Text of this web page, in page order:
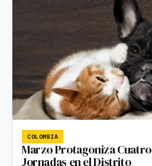
COLOMBIA
Marzo Protagoniza
Jornadas en el Distrito